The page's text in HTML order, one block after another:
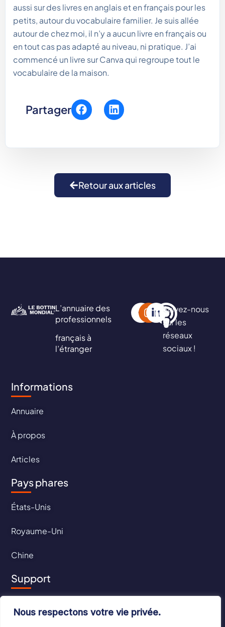
Nous respectons votre vie privée.
aussi sur des livres en anglais et en français pour les
petits, autour du vocabulaire familier. Je suis allée
autour de chez moi, il n’y a aucun livre en français ou
en tout cas pas adapté au niveau, ni pratique. J’ai
commencé un livre sur Canva qui regroupe tout le
vocabulaire de la maison.
Partager
Retour aux articles
L’annuaire des
professionnels
français à
l’étranger
Suivez-nous
sur les
réseaux
sociaux !
Informations
Annuaire
À propos
Articles
Pays phares
États-Unis
Royaume-Uni
Chine
Support